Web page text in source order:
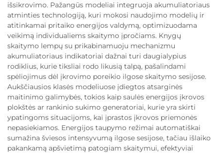
išsikrovimo. Pažangūs modeliai integruoja akumuliatoriaus
atminties technologiją, kuri mokosi naudojimo modelių ir
atitinkamai pritaiko energijos valdymą, optimizuodama
veikimą individualiems skaitymo įpročiams. Knygų
skaitymo lempų su prikabinamuoju mechanizmu
akumuliatoriaus indikatoriai dažnai turi daugialypius
rodiklius, kurie tiksliai rodo likusią talpą, pašalindami
spėliojimus dėl įkrovimo poreikio ilgose skaitymo sesijose.
Aukščiausios klasės modeliuose įdiegtos atsarginės
maitinimo galimybės, tokios kaip saulės energijos įkrovos
plokštės ar rankinio sukimo generatoriai, kurie yra skirti
ypatingoms situacijoms, kai įprastos įkrovos priemonės
nepasiekiamos. Energijos taupymo režimai automatiškai
sumažina šviesos intensyvumą ilgose sesijose, tačiau išlaiko
pakankamą apšvietimą patogiam skaitymui, efektyviai